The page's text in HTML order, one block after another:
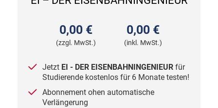
0,00 €
(zzgl. MwSt.)
0,00 €
(inkl. MwSt.)
Jetzt EI - DER EISENBAHNINGENIEUR für
Studierende kostenlos für 6 Monate testen!
Abonnement ohen automatische
Verlängerung